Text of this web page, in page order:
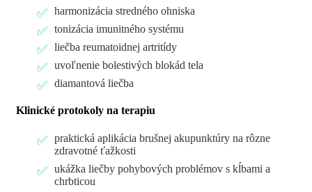
harmonizácia stredného ohniska
tonizácia imunitného systému
liečba reumatoidnej artritídy
uvoľnenie bolestivých blokád tela
diamantová liečba
Klinické protokoly na terapiu
praktická aplikácia brušnej akupunktúry na rôzne
zdravotné ťažkosti
ukážka liečby pohybových problémov s kĺbami a
chrbticou